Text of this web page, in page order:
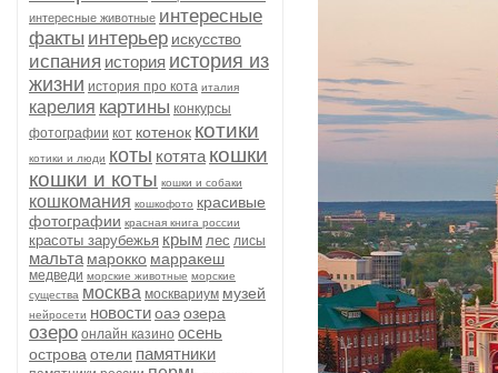
интересные животные интересные
факты интерьер искусство
испания история история из
жизни история про кота италия
карелия картины конкурсы
фотографии кот котенок котики
котики и люди коты котята кошки
кошки и коты кошки и собаки
кошкомания кошкофото красивые
фотографии красная книга россии
красоты зарубежья крым лес лисы
мальта марокко марракеш
медведи морские животные морские
существа москва москвариум музей
нейросети новостиоаэозера
озеро онлайн казино осень
острова отели памятники